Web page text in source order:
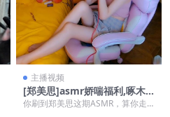
主播视频
[郑美思]asmr娇喘福利,啄木
鸟的舌头
你刷到郑美思这期ASMR，算你走